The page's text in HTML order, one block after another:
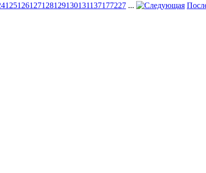
125126127128129130131137177227 ...